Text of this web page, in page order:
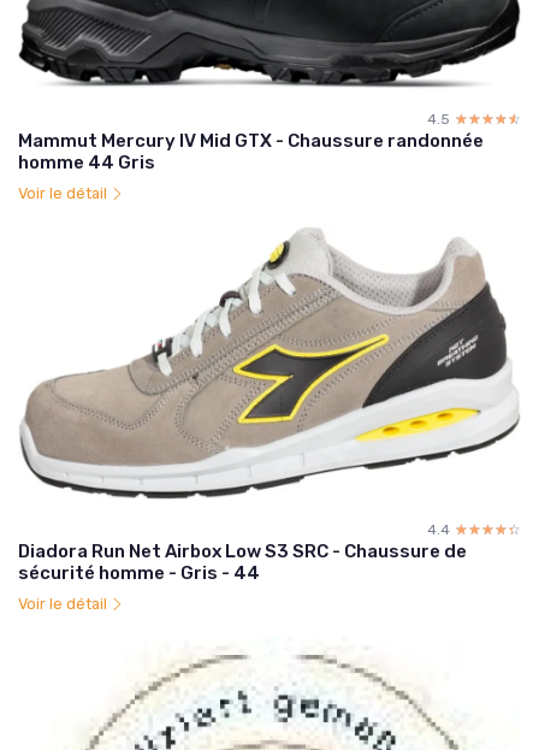
4.5 ☆☆☆☆☆
★★★★★
Mammut Mercury IV Mid GTX - Chaussure randonnée
homme 44 Gris
Voir le détail
4.4 ☆☆☆☆☆
★★★★★
Diadora Run Net Airbox Low S3 SRC - Chaussure de
sécurité homme - Gris - 44
Voir le détail